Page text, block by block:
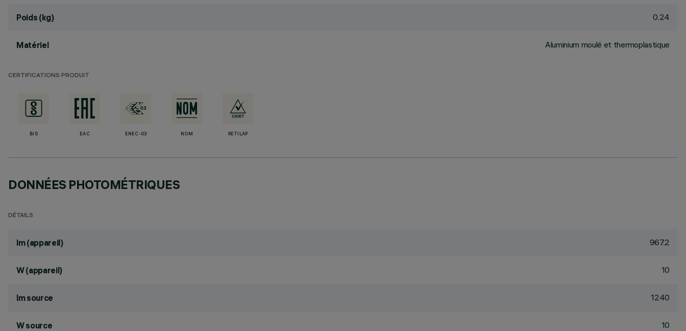
Poids (kg) 0.24
Matériel Aluminium moulé et thermoplastique
CERTIFICATIONS PRODUIT
BIS EAC ENEC-03 NOM RETILAP
DONNÉES PHOTOMÉTRIQUES
DÉTAILS
lm (appareil) 967.2
W (appareil) 10
lm source 1240
W source 10